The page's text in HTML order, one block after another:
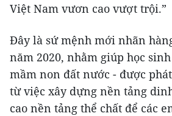
Việt Nam vươn cao vượt trội.”
Đây là sứ mệnh mới nhãn
năm 2020, nhằm giúp học
mầm non đất nước - được
từ việc xây dựng nền tảng
cao nền tảng thể chất để các